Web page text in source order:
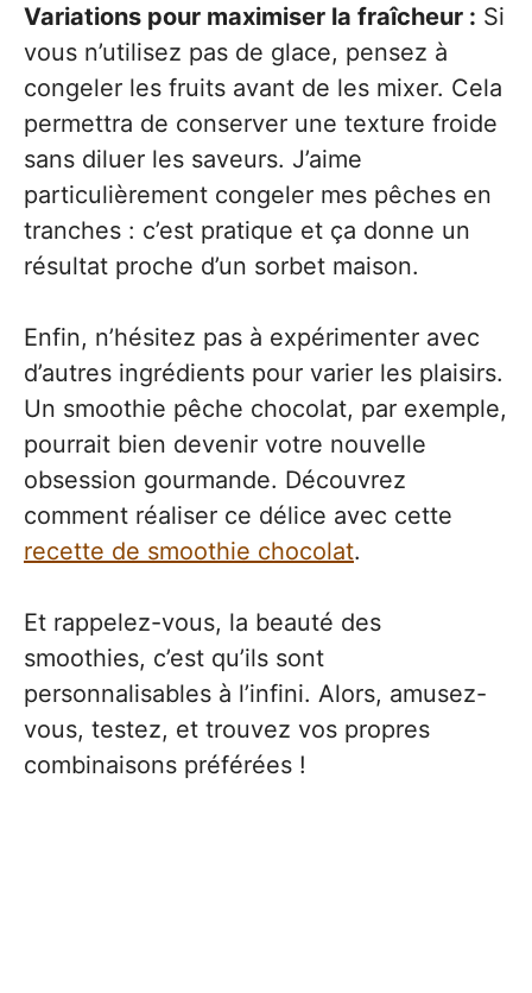
Variations pour maximiser la fraîcheur : Si
vous n’utilisez pas de glace, pensez à
congeler les fruits avant de les mixer. Cela
permettra de conserver une texture froide
sans diluer les saveurs. J’aime
particulièrement congeler mes pêches en
tranches : c’est pratique et ça donne un
résultat proche d’un sorbet maison.
Enfin, n’hésitez pas à expérimenter avec
d’autres ingrédients pour varier les plaisirs.
Un smoothie pêche chocolat, par exemple,
pourrait bien devenir votre nouvelle
obsession gourmande. Découvrez
comment réaliser ce délice avec cette
recette de smoothie chocolat.
Et rappelez-vous, la beauté des
smoothies, c’est qu’ils sont
personnalisables à l’infini. Alors, amusez-
vous, testez, et trouvez vos propres
combinaisons préférées !